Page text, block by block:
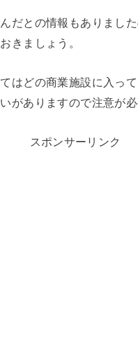
だとの情報もありまし
きましょう。
はどの商業施設に入っ
がありますので注意が必
スポンサーリンク